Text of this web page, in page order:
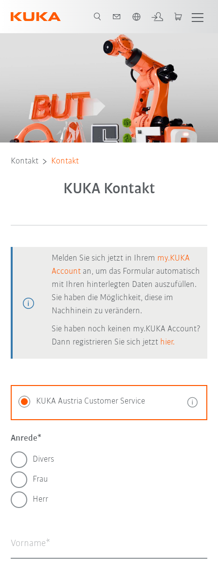
Kontakt Kontakt
KUKA Kontakt
Melden Sie sich jetzt in Ihrem my.KUKA
Account an, um das Formular automatisch
mit Ihren hinterlegten Daten auszufüllen.
Sie haben die Möglichkeit, diese im
Nachhinein zu verändern.
Sie haben noch keinen my.KUKA Account?
Dann registrieren Sie sich jetzt hier.
KUKA Austria Customer Service
Anrede
Divers
Frau
Herr
Vorname